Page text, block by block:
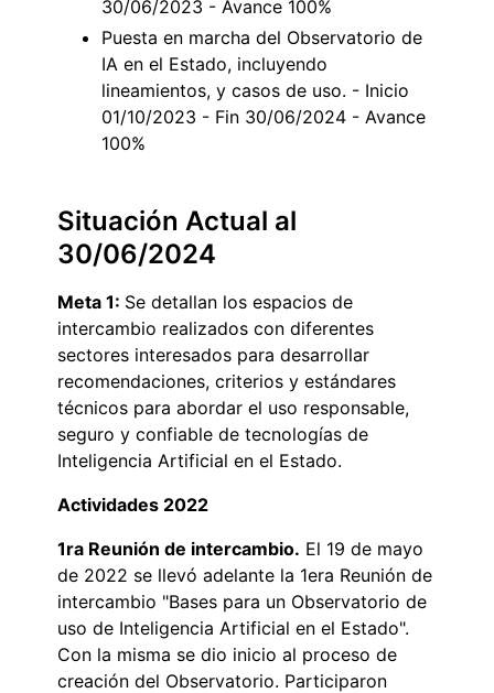
30/06/2023 - Avance 100%
Puesta en marcha del Observatorio de
IA en el Estado, incluyendo
lineamientos, y casos de uso. - Inicio
01/10/2023 - Fin 30/06/2024 - Avance
100%
Situación Actual al
30/06/2024
Meta 1: Se detallan los espacios de
intercambio realizados con diferentes
sectores interesados para desarrollar
recomendaciones, criterios y estándares
técnicos para abordar el uso responsable,
seguro y confiable de tecnologías de
Inteligencia Artificial en el Estado.
Actividades 2022
1ra Reunión de intercambio. El 19 de mayo
de 2022 se llevó adelante la 1era Reunión de
intercambio "Bases para un Observatorio de
uso de Inteligencia Artificial en el Estado".
Con la misma se dio inicio al proceso de
creación del Observatorio. Participaron